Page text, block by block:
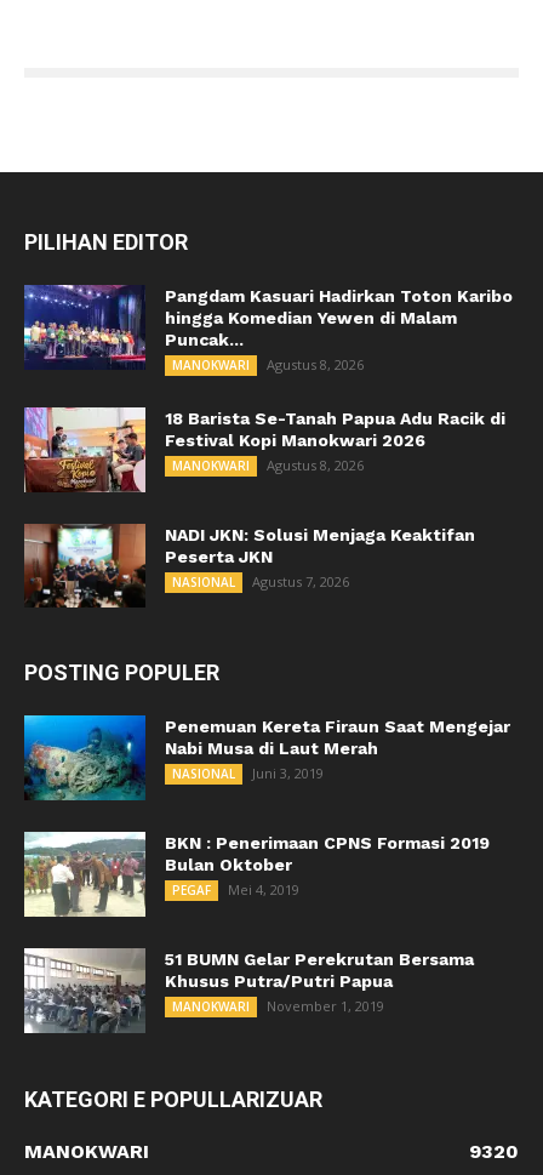
PILIHAN EDITOR
Pangdam Kasuari Hadirkan Toton Karibo
hingga Komedian Yewen di Malam
Puncak...
MANOKWARI Agustus 8, 2026
18 Barista Se-Tanah Papua Adu Racik di
Festival Kopi Manokwari 2026
MANOKWARI Agustus 8, 2026
NADI JKN: Solusi Menjaga Keaktifan
Peserta JKN
NASIONAL Agustus 7, 2026
POSTING POPULER
Penemuan Kereta Firaun Saat Mengejar
Nabi Musa di Laut Merah
NASIONAL Juni 3, 2019
BKN : Penerimaan CPNS Formasi 2019
Bulan Oktober
PEGAF Mei 4, 2019
51 BUMN Gelar Perekrutan Bersama
Khusus Putra/Putri Papua
MANOKWARI November 1, 2019
KATEGORI E POPULLARIZUAR
MANOKWARI
9320